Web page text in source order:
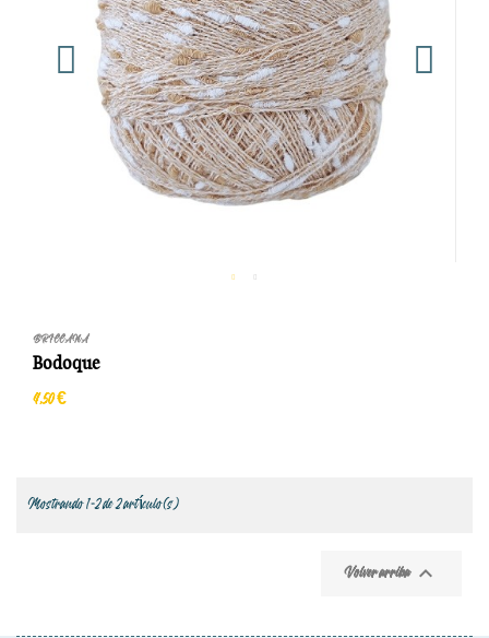
BRILLANA
Bodoque
4,50 €
Mostrando 1-2 de 2 artículo(s)
Volver arriba 